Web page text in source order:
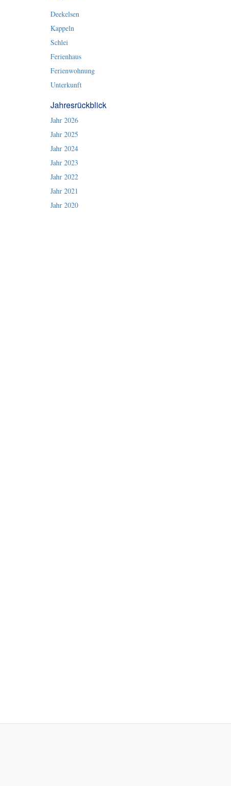
Deekelsen
Kappeln
Schlei
Ferienhaus
Ferienwohnung
Unterkunft
Jahresrückblick
Jahr 2026
Jahr 2025
Jahr 2024
Jahr 2023
Jahr 2022
Jahr 2021
Jahr 2020